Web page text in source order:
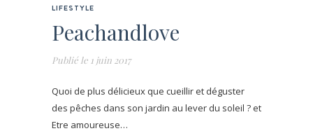
LIFESTYLE
Peachandlove
Publié le 1 juin 2017
Quoi de plus délicieux que cueillir et déguster
des pêches dans son jardin au lever du soleil ? et
Etre amoureuse…